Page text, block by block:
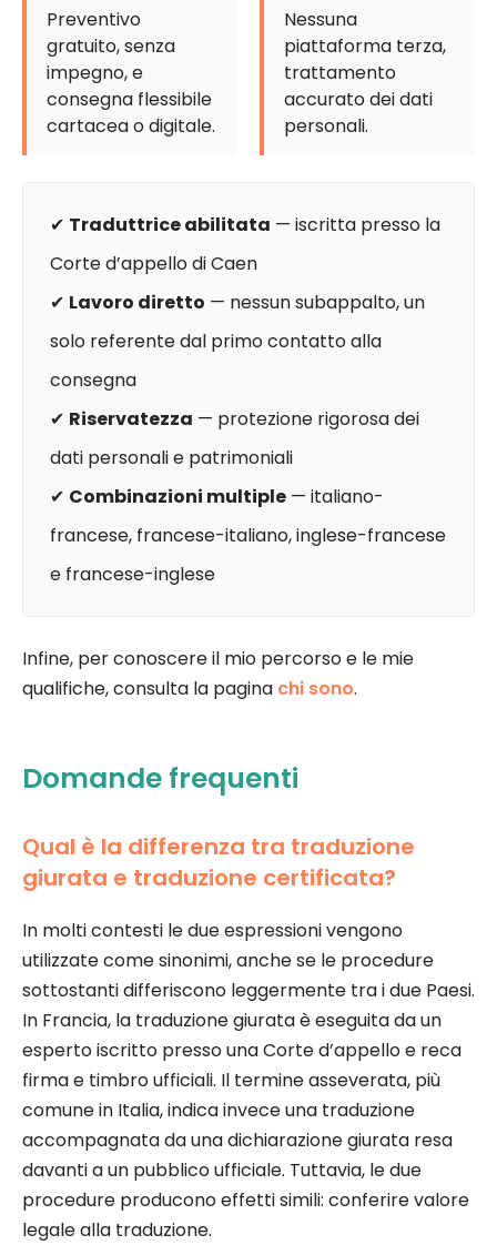
Preventivo
gratuito, senza
impegno, e
consegna flessibile
cartacea o digitale.
Nessuna
piattaforma terza,
trattamento
accurato dei dati
personali.
✔ Traduttrice abilitata — iscritta presso la
Corte d’appello di Caen
✔ Lavoro diretto — nessun subappalto, un
solo referente dal primo contatto alla
consegna
✔ Riservatezza — protezione rigorosa dei
dati personali e patrimoniali
✔ Combinazioni multiple — italiano-
francese, francese-italiano, inglese-francese
e francese-inglese
Infine, per conoscere il mio percorso e le mie
qualifiche, consulta la pagina chi sono.
Domande frequenti
Qual è la differenza tra traduzione
giurata e traduzione certificata?
In molti contesti le due espressioni vengono
utilizzate come sinonimi, anche se le procedure
sottostanti differiscono leggermente tra i due Paesi.
In Francia, la traduzione giurata è eseguita da un
esperto iscritto presso una Corte d’appello e reca
firma e timbro ufficiali. Il termine asseverata, più
comune in Italia, indica invece una traduzione
accompagnata da una dichiarazione giurata resa
davanti a un pubblico ufficiale. Tuttavia, le due
procedure producono effetti simili: conferire valore
legale alla traduzione.